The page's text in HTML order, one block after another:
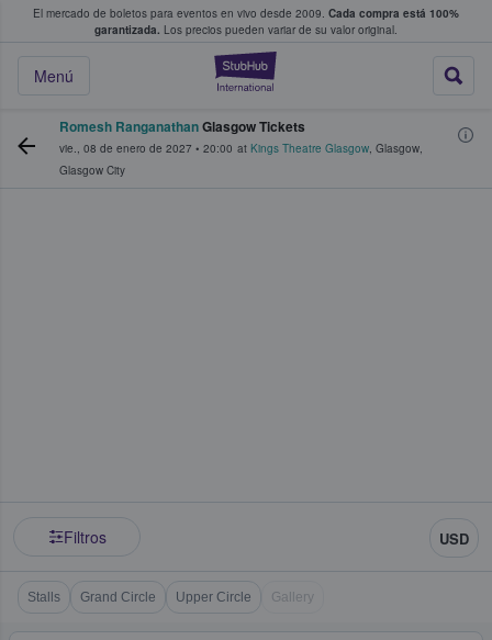
El mercado de boletos para eventos en vivo desde 2009. Cada compra está 100%
garantizada. Los precios pueden variar de su valor original.
StubHub: donde
Menú
fans compran y venden boletos
Romesh RanganathanGlasgow Tickets
vie., 08 de enero de 2027 • 20:00 at Kings Theatre Glasgow, Glasgow,
Glasgow City
Filtros USD
Stalls Grand Circle Upper Circle Gallery